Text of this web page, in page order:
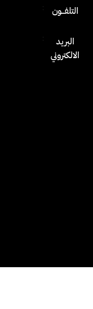
التلفـــون
البريد
الالكتروني